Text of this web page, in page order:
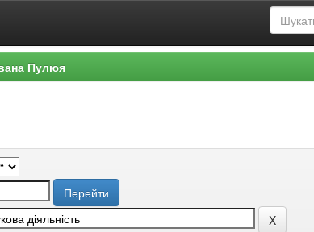
Пулюя